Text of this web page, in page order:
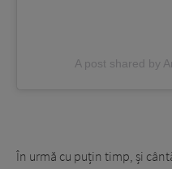
A post shared by
În urmă cu puțin timp, și